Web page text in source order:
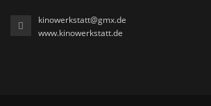
kinowerkstatt@gmx.de
www.kinowerkstatt.de